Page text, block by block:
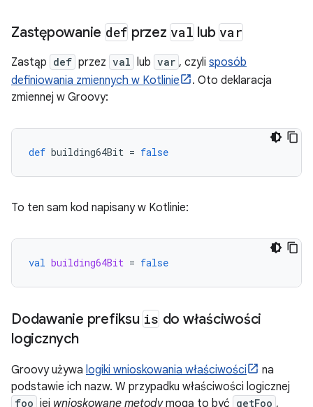
Zastępowanie def przez val lub var
Zastąp def przez val lub var , czyli sposób
definiowania zmiennych w Kotlinie
. Oto deklaracja
zmiennej w Groovy:
def building64Bit = false
To ten sam kod napisany w Kotlinie:
val building64Bit = false
Dodawanie prefiksu is do właściwości
logicznych
Groovy używa logiki wnioskowania właściwości
na
podstawie ich nazw. W przypadku właściwości logicznej
foo jej wnioskowane metodymogą to być getFoo ,